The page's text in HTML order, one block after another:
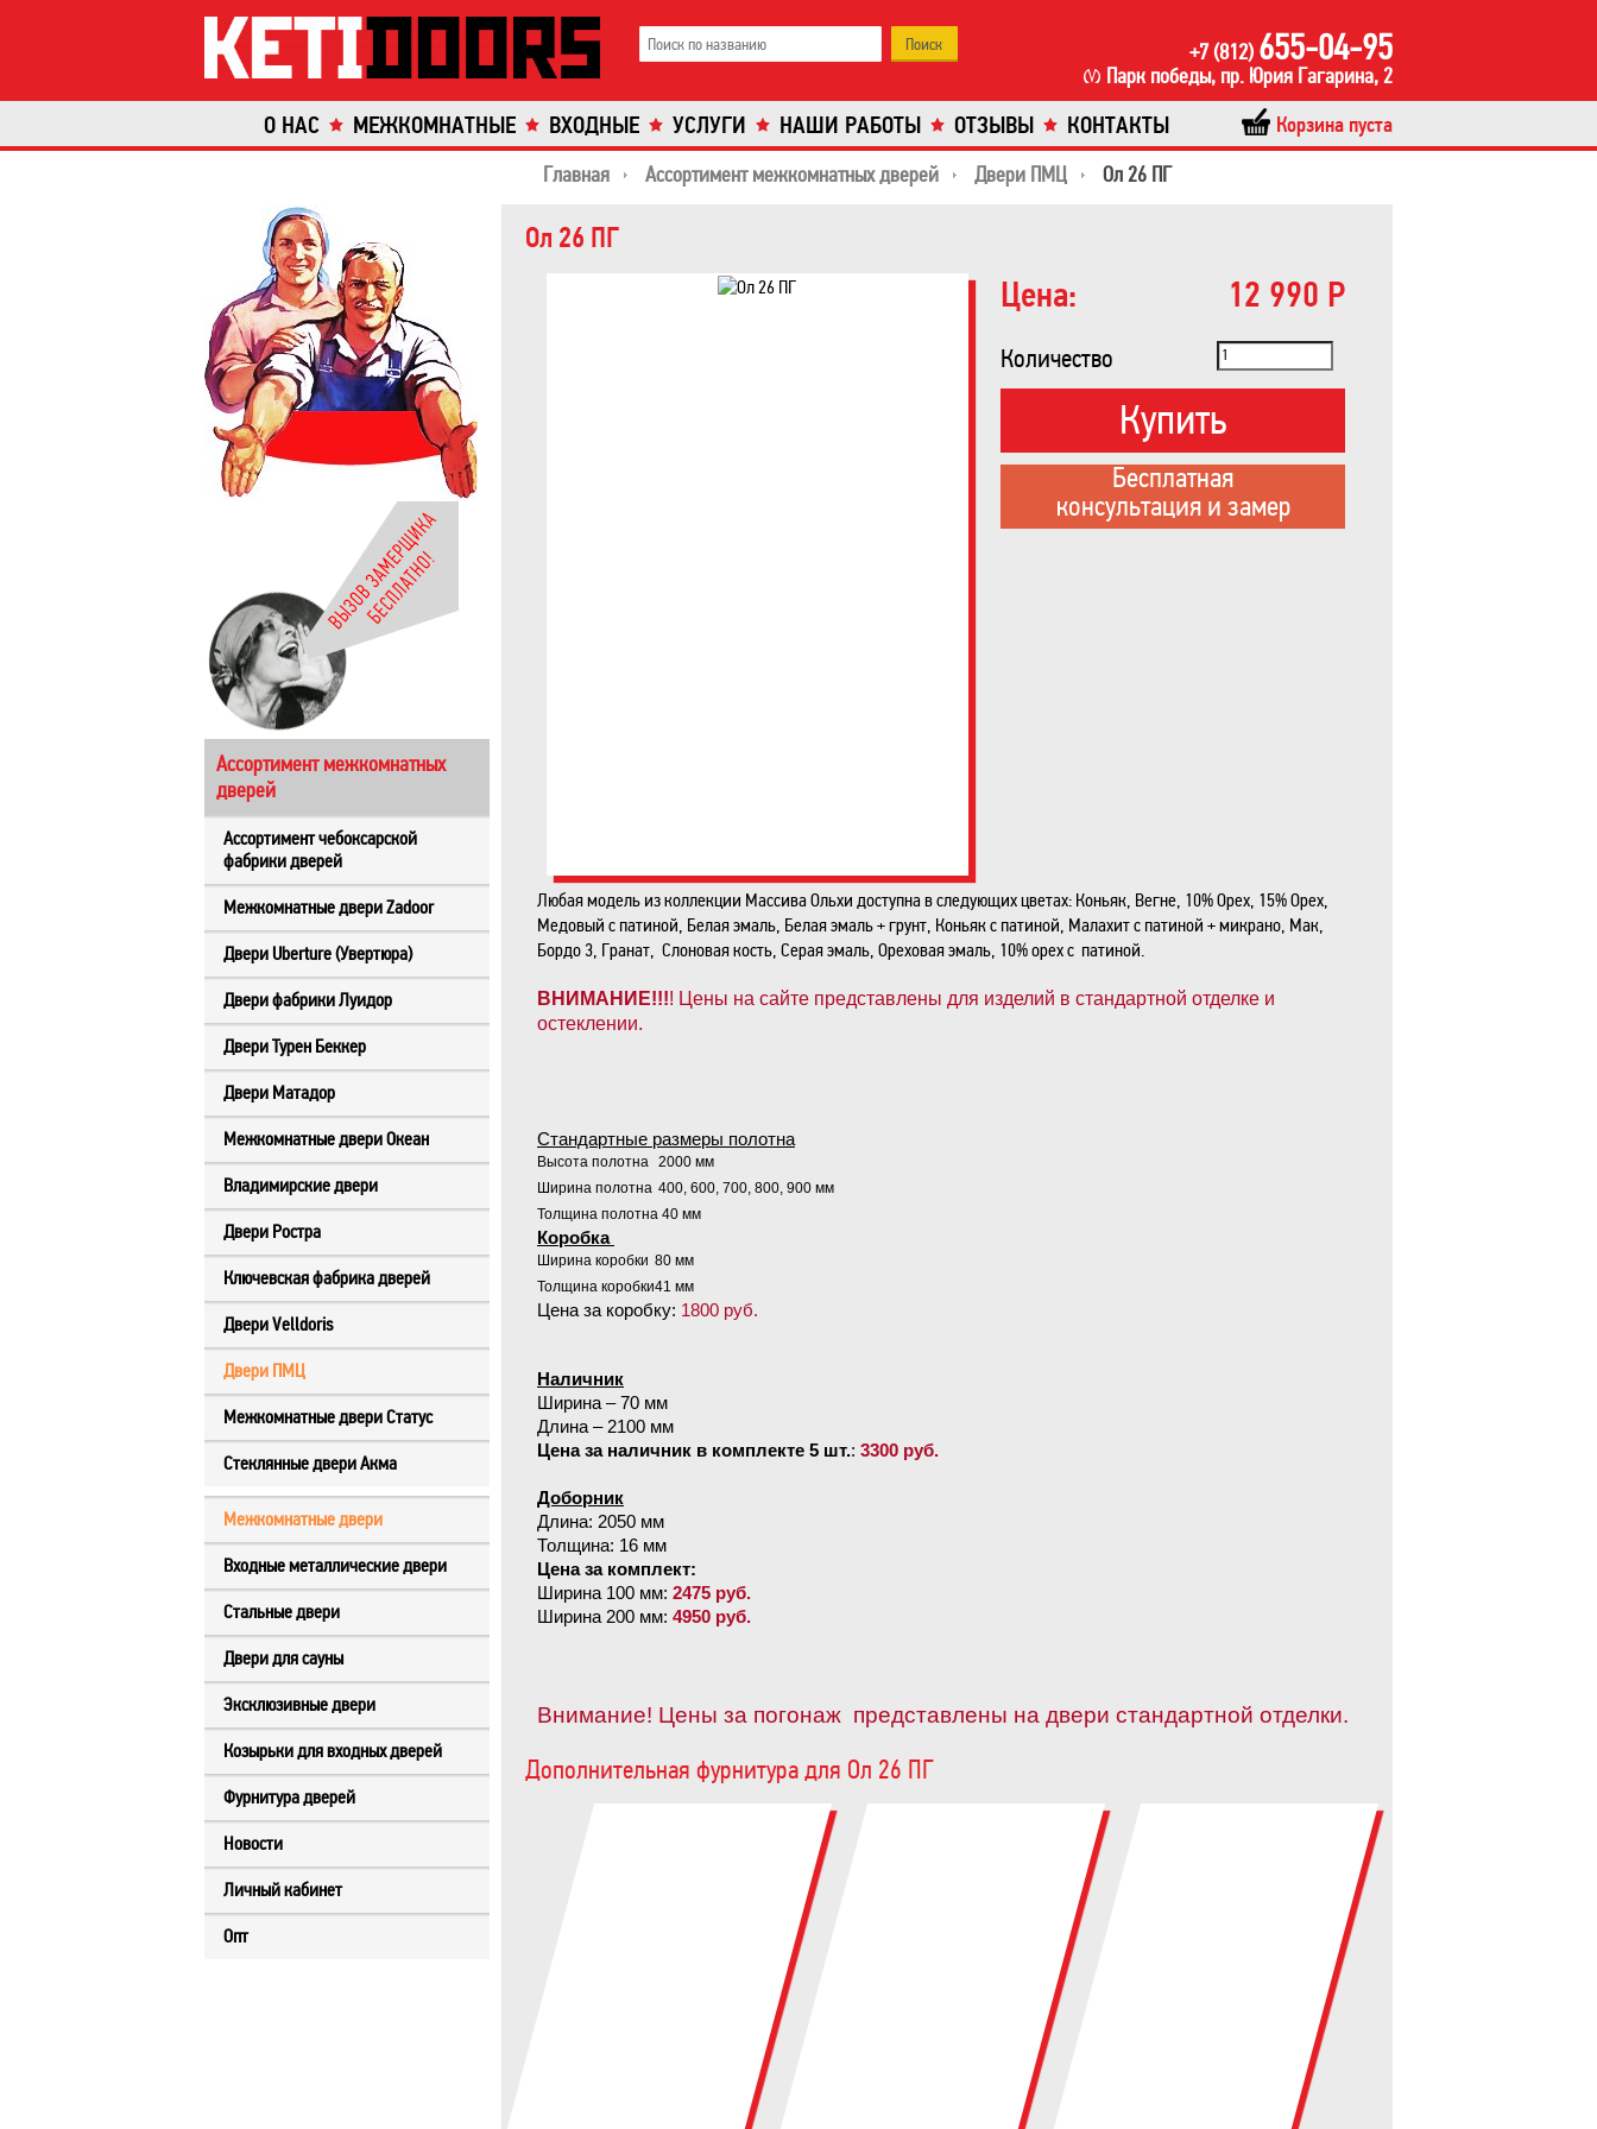
+7 (812) 655-04-95
Парк победы, пр. Юрия Гагарина, 2
О НАС МЕЖКОМНАТНЫЕ ВХОДНЫЕ УСЛУГИ НАШИ РАБОТЫ ОТЗЫВЫ КОНТАКТЫ
Корзина пуста
Главная
Ассортимент межкомнатных дверей Двери ПМЦ Ол 26 ПГ
Ассортимент межкомнатных
дверей
Ассортимент чебоксарской
фабрики дверей
Межкомнатные двери Zadoor
Двери Uberture (Увертюра)
Двери фабрики Луидор
Двери Турен Беккер
Двери Матадор
Межкомнатные двери Океан
Владимирские двери
Двери Ростра
Ключевская фабрика дверей
Двери Velldoris
Двери ПМЦ
Межкомнатные двери Статус
Стеклянные двери Акма
Межкомнатные двери
Входные металлические двери
Стальные двери
Двери для сауны
Эксклюзивные двери
Козырьки для входных дверей
Фурнитура дверей
Новости
Личный кабинет
Опт
Ол 26 ПГ
Цена: 12 990 Р
Количество
Купить
Бесплатная
консультация и замер
Любая модель из коллекции Массива Ольхи доступна в следующих цветах: Коньяк, Вегне, 10% Орех, 15% Орех,
Медовый с патиной, Белая эмаль, Белая эмаль + грунт, Коньяк с патиной, Малахит с патиной + микрано, Мак,
Бордо 3, Гранат, Слоновая кость, Серая эмаль, Ореховая эмаль, 10% орех с патиной.
ВНИМАНИЕ!!!! Цены на сайте представлены для изделий в стандартной отделке и
остеклении.
Стандартные размеры полотна
Высота полотна 2000 мм
Ширина полотна 400, 600, 700, 800, 900 мм
Толщина полотна 40 мм
Коробка
Ширина коробки 80 мм
Толщина коробки41 мм
Цена за коробку: 1800 руб.
Наличник
Ширина – 70 мм
Длина – 2100 мм
Цена за наличник в комплекте 5 шт.: 3300 руб.
Доборник
Длина: 2050 мм
Толщина: 16 мм
Цена за комплект:
Ширина 100 мм: 2475 руб.
Ширина 200 мм: 4950 руб.
Внимание! Цены за погонаж представлены на двери стандартной отделки.
Дополнительная фурнитура для Ол 26 ПГ